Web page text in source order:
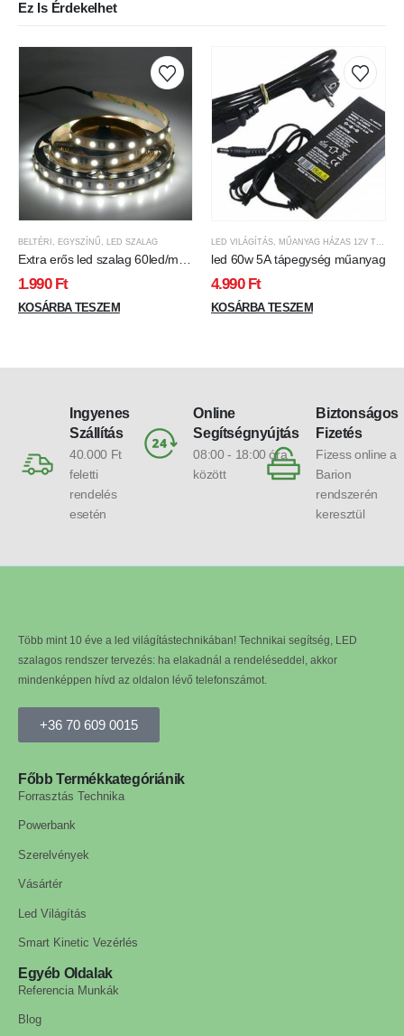
Ez Is Érdekelhet
BELTÉRI , EGYSZÍNŰ , LED SZALAG
Extra erős led szalag 60led/m
13w 5050chip 1050 lumen
hideg fehér
1.990 Ft
KOSÁRBA TESZEM
LED VILÁGÍTÁS, MŰANYAG HÁZAS 12V TÁPEGYSÉG
led 60w 5A tápegység műanyag
4.990 Ft
KOSÁRBA TESZEM
Ingyenes
Szállítás
40.000 Ft
feletti
rendelés
esetén
Online
Segítségnyújtás
08:00 - 18:00 óra
között
Biztonságos
Fizetés
Fizess online a
Barion
rendszerén
keresztül
Több mint 10 éve a led világítástechnikában! Technikai segítség, LED
szalagos rendszer tervezés: ha elakadnál a rendeléseddel, akkor
mindenképpen hívd az oldalon lévő telefonszámot.
+36 70 609 0015
Főbb Termékkategóriánik
Forrasztás Technika
Powerbank
Szerelvények
Vásártér
Led Világítás
Smart Kinetic Vezérlés
Egyéb Oldalak
Referencia Munkák
Blog